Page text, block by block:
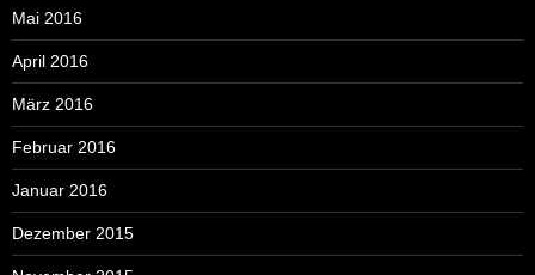
Mai 2016
April 2016
März 2016
Februar 2016
Januar 2016
Dezember 2015